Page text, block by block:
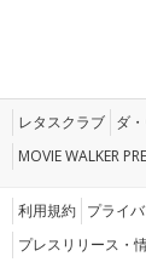
レタスクラブ ダ
MOVIE WALKER
利用規約 プライ
プレスリリース・